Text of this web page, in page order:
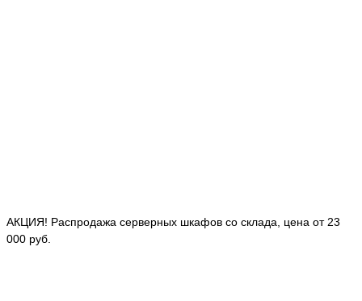
АКЦИЯ! Распродажа серверных шкафов со склада, цена от 23
000 руб.